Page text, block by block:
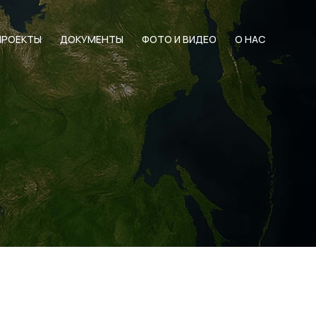
ДОКУМЕНТЫ ФОТО И ВИДЕО О НАС